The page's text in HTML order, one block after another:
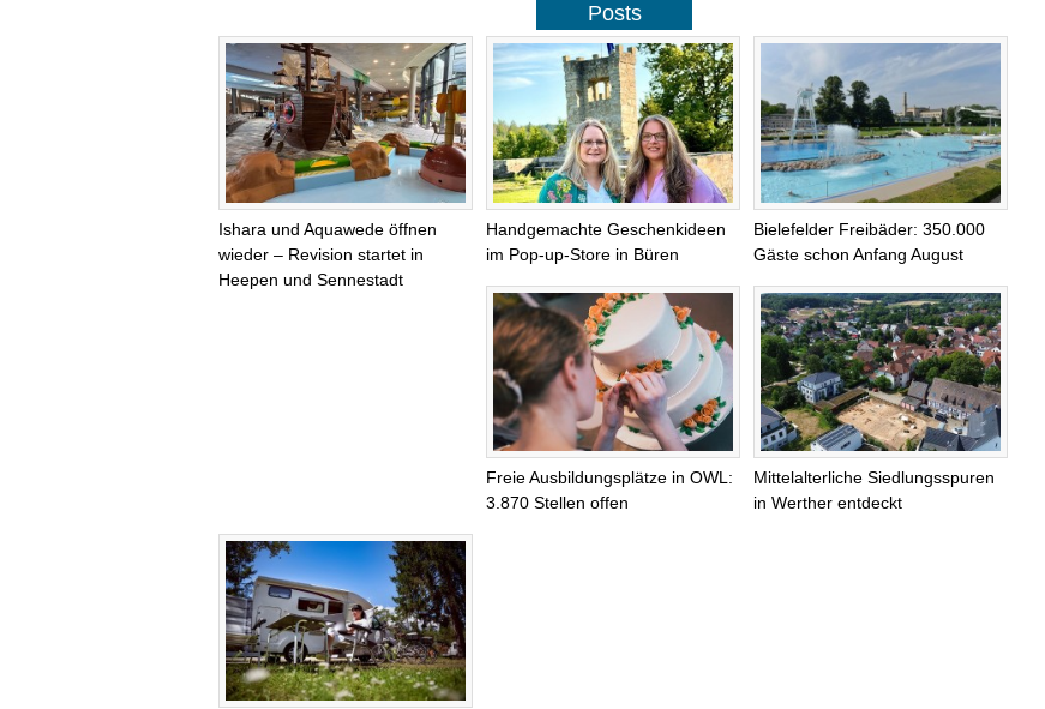
Posts
Ishara und Aquawede öffnen
wieder – Revision startet in
Heepen und Sennestadt
Handgemachte Geschenkideen
im Pop-up-Store in Büren
Bielefelder Freibäder: 350.000
Gäste schon Anfang August
Freie Ausbildungsplätze in OWL:
3.870 Stellen offen
Mittelalterliche Siedlungsspuren
in Werther entdeckt